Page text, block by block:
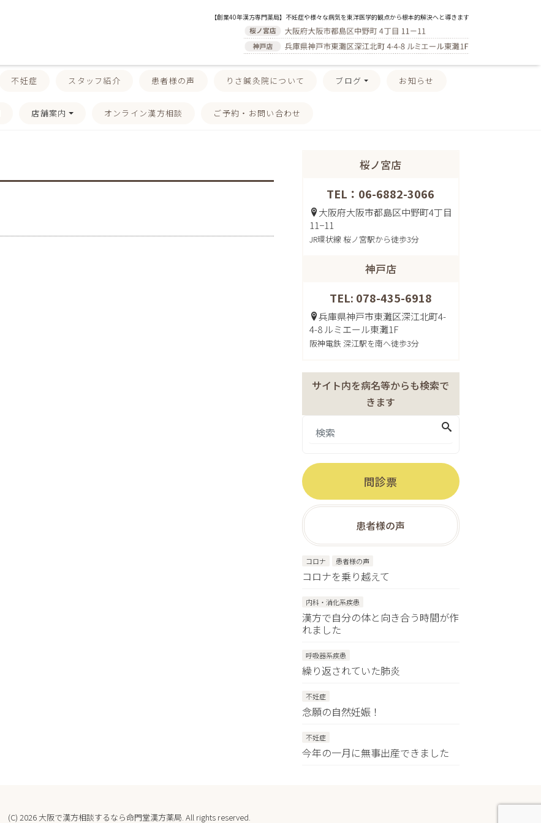
【創業40年漢方専門薬局】不妊症や様々な病気を東洋医学的観点から根本的解決へと導きます
不妊症 スタッフ紹介 患者様の声 りさ鍼灸院について ブログ お知らせ
店舗案内 オンライン漢方相談 ご予約・お問い合わせ
桜ノ宮店
TEL：06-6882-3066
大阪府大阪市都島区中野町4丁目
11−11
JR環状線 桜ノ宮駅から徒歩3分
神戸店
TEL: 078-435-6918
兵庫県神戸市東灘区深江北町4-
4-8 ルミエール東灘1F
阪神電鉄 深江駅を南へ徒歩3分
サイト内を病名等からも検索で
きます
問診票
患者様の声
コロナ 患者様の声
コロナを乗り越えて
内科・消化系疾患
漢方で自分の体と向き合う時間が作
れました
呼吸器系疾患
繰り返されていた肺炎
不妊症
念願の自然妊娠！
不妊症
今年の一月に無事出産できました
(C) 2026 大阪で漢方相談するなら命門堂漢方薬局. All rights reserved.